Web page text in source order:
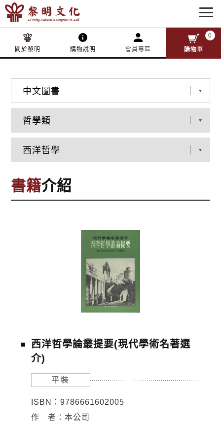
關於黎明 購物說明 會員專區
0
購物車
書籍介紹
西洋哲學論叢提要(現代學術名著選
介)
平裝
ISBN：9786661602005
作 者：本公司